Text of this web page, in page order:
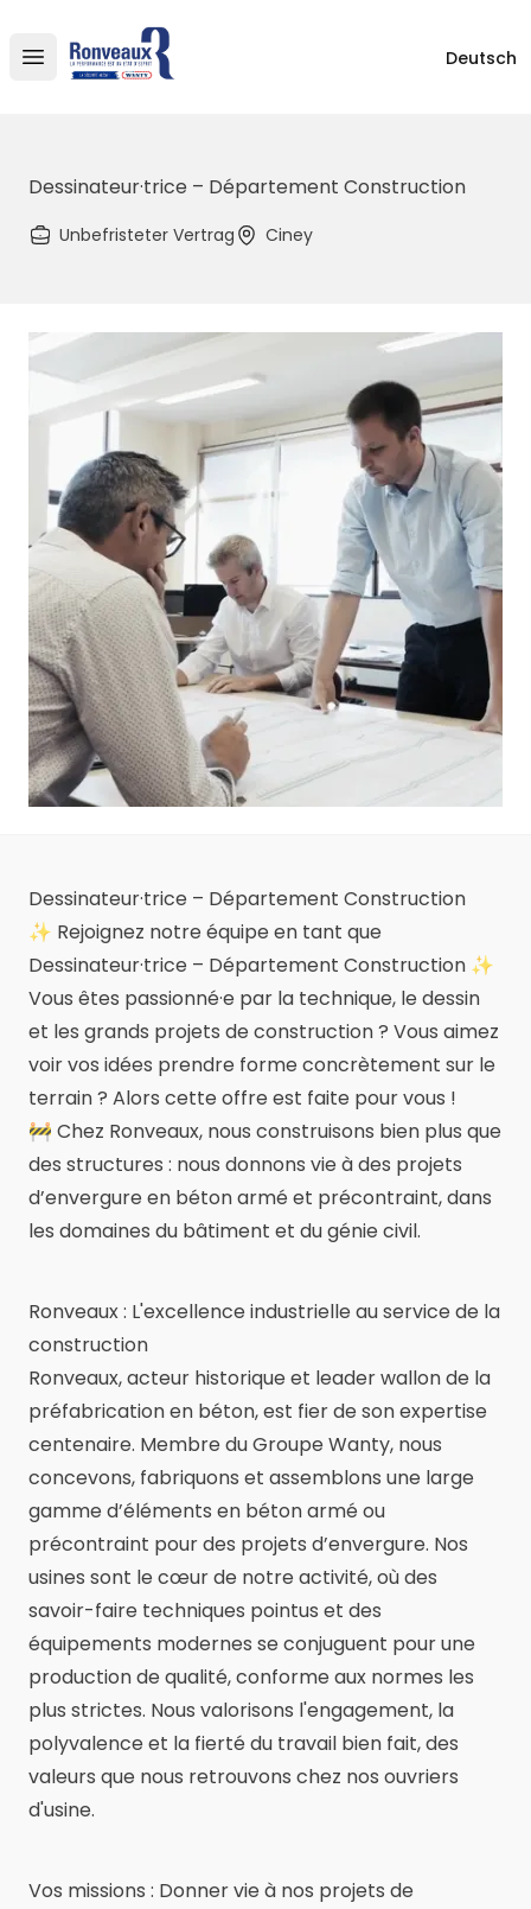
Open main menu
Ronveaux
Deutsch
Dessinateur·trice – Département Construction
Unbefristeter Vertrag Ciney
Dessinateur·trice – Département Construction
✨ Rejoignez notre équipe en tant que
Dessinateur·trice – Département Construction ✨
Vous êtes passionné·e par la technique, le dessin
et les grands projets de construction ? Vous aimez
voir vos idées prendre forme concrètement sur le
terrain ? Alors cette offre est faite pour vous !
🚧 Chez Ronveaux, nous construisons bien plus que
des structures : nous donnons vie à des projets
d’envergure en béton armé et précontraint, dans
les domaines du bâtiment et du génie civil.
Ronveaux : L'excellence industrielle au service de la
construction
Ronveaux, acteur historique et leader wallon de la
préfabrication en béton, est fier de son expertise
centenaire. Membre du Groupe Wanty, nous
concevons, fabriquons et assemblons une large
gamme d’éléments en béton armé ou
précontraint pour des projets d’envergure. Nos
usines sont le cœur de notre activité, où des
savoir-faire techniques pointus et des
équipements modernes se conjuguent pour une
production de qualité, conforme aux normes les
plus strictes. Nous valorisons l'engagement, la
polyvalence et la fierté du travail bien fait, des
valeurs que nous retrouvons chez nos ouvriers
d'usine.
Vos missions : Donner vie à nos projets de